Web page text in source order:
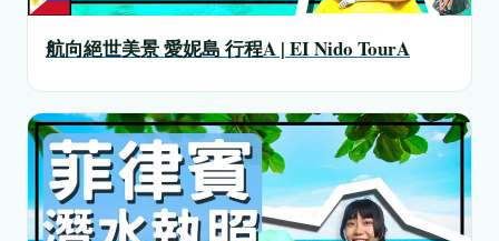
航向絕世美景 愛妮島 行程A | EI Nido TourA